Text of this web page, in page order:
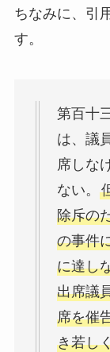
ちなみに、引
す。
第百十
は、議
席しな
ない。
除斥の
の事件
に達し
出席議
席を催
き若し